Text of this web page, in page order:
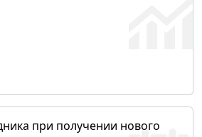
при получении нового